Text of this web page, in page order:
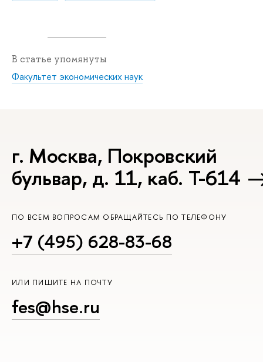
В статье упомянуты
Факультет экономических наук
г. Москва, Покровский
бульвар, д. 11, каб. Т-614
ПО ВСЕМ ВОПРОСАМ ОБРАЩАЙТЕСЬ ПО ТЕЛЕФОНУ
+7 (495) 628-83-68
ИЛИ ПИШИТЕ НА ПОЧТУ
fes@hse.ru